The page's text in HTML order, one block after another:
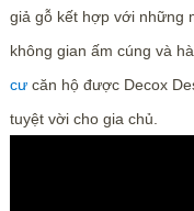
giả gỗ kết hợp với những
không gian ấm cúng và
cưcăn hộ được Decox
tuyệt vời cho gia chủ.